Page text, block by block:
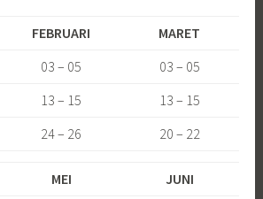
FEBRUARI
MARET
03 – 05
03 – 05
13 – 15
13 – 15
24 – 26 20 – 22
MEI
JUNI